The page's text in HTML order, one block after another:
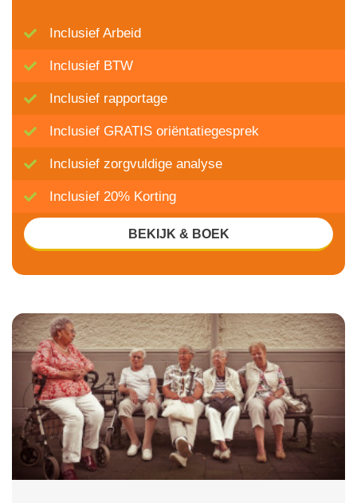
Inclusief Arbeid
Inclusief BTW
Inclusief rapportage
Inclusief GRATIS oriëntatiegesprek
Inclusief zorgvuldige analyse
Inclusief 20% Korting
BEKIJK & BOEK